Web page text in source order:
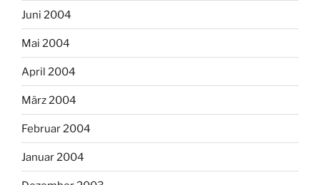
Juni 2004
Mai 2004
April 2004
März 2004
Februar 2004
Januar 2004